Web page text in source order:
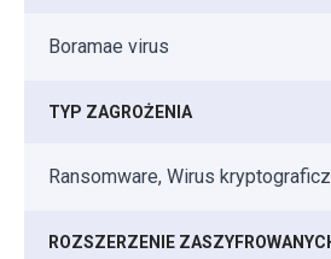
Boramae virus
TYP ZAGROŻENIA
Ransomware, Wirus
ROZSZERZENIE